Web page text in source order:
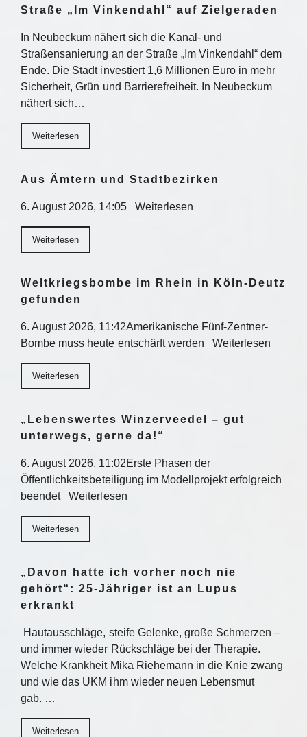
Straße „Im Vinkendahl“ auf Zielgeraden
In Neubeckum nähert sich die Kanal- und
Straßensanierung an der Straße „Im Vinkendahl“ dem
Ende. Die Stadt investiert 1,6 Millionen Euro in mehr
Sicherheit, Grün und Barrierefreiheit. In Neubeckum
nähert sich…
Weiterlesen
Aus Ämtern und Stadtbezirken
6. August 2026, 14:05 Weiterlesen
Weiterlesen
Weltkriegsbombe im Rhein in Köln-Deutz
gefunden
6. August 2026, 11:42Amerikanische Fünf-Zentner-
Bombe muss heute entschärft werden Weiterlesen
Weiterlesen
„Lebenswertes Winzerveedel – gut
unterwegs, gerne da!“
6. August 2026, 11:02Erste Phasen der
Öffentlichkeitsbeteiligung im Modellprojekt erfolgreich
beendet Weiterlesen
Weiterlesen
„Davon hatte ich vorher noch nie
gehört“: 25-Jähriger ist an Lupus
erkrankt
Hautausschläge, steife Gelenke, große Schmerzen –
und immer wieder Rückschläge bei der Therapie.
Welche Krankheit Mika Riehemann in die Knie zwang
und wie das UKM ihm wieder neuen Lebensmut
gab. …
Weiterlesen